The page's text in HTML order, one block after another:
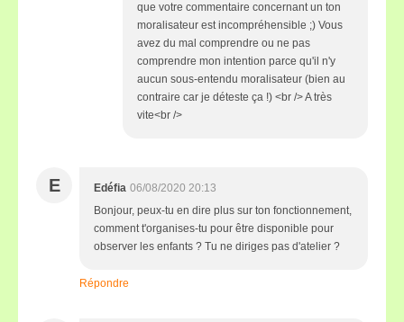
que votre commentaire concernant un ton
moralisateur est incompréhensible ;) Vous
avez du mal comprendre ou ne pas
comprendre mon intention parce qu'il n'y
aucun sous-entendu moralisateur (bien au
contraire car je déteste ça !) <br /> A très
vite<br />
E Edéfia 06/08/2020 20:13
Bonjour, peux-tu en dire plus sur ton fonctionnement,
comment t'organises-tu pour être disponible pour
observer les enfants ? Tu ne diriges pas d'atelier ?
Répondre